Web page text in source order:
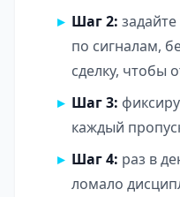
Шаг 2:
по сигналам,
сделку, чтобы
Шаг 3:
каждый
Шаг 4: раз в
ломало